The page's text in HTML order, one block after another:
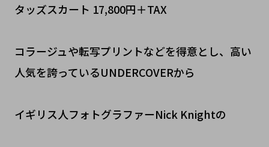
タッズスカート 17,800円＋TAX
コラージュや転写プリントなどを得意とし、高い
人気を誇っているUNDERCOVERから
イギリス人フォトグラファーNick Knightの